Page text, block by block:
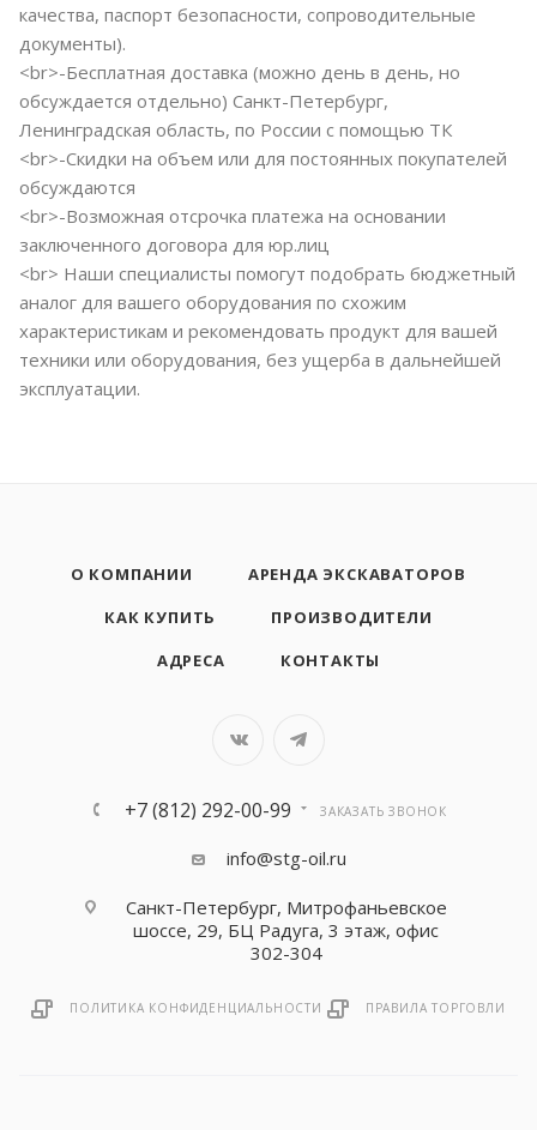
качества, паспорт безопасности, сопроводительные
документы).
<br>-Бесплатная доставка (можно день в день, но
обсуждается отдельно) Санкт-Петербург,
Ленинградская область, по России с помощью ТК
<br>-Скидки на объем или для постоянных покупателей
обсуждаются
<br>-Возможная отсрочка платежа на основании
заключенного договора для юр.лиц
<br> Наши специалисты помогут подобрать бюджетный
аналог для вашего оборудования по схожим
характеристикам и рекомендовать продукт для вашей
техники или оборудования, без ущерба в дальнейшей
эксплуатации.
О КОМПАНИИ
АРЕНДА ЭКСКАВАТОРОВ
КАК КУПИТЬ
ПРОИЗВОДИТЕЛИ
АДРЕСА
КОНТАКТЫ
+7 (812) 292-00-99 ЗАКАЗАТЬ ЗВОНОК
info@stg-oil.ru
Санкт-Петербург, Митрофаньевское
шоссе, 29, БЦ Радуга, 3 этаж, офис
302-304
ПОЛИТИКА КОНФИДЕНЦИАЛЬНОСТИ ПРАВИЛА ТОРГОВЛИ